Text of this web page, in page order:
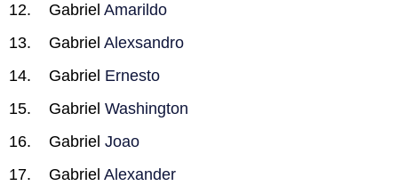
Gabriel Amarildo
Gabriel Alexsandro
Gabriel Ernesto
Gabriel Washington
Gabriel Joao
Gabriel Alexander